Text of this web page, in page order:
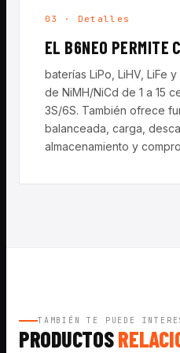
03 · Detalles
EL B6NEO PERMITE
baterías LiPo, LiHV, LiFe
de NiMH/NiCd de 1 a 15
3S/6S. También ofrece
balanceada, carga,
almacenamiento y
TAMBIÉN TE PUEDE
PRODUCTOS